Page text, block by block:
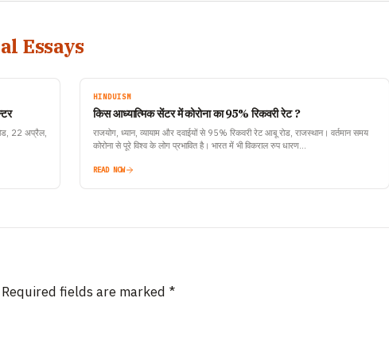
Essays
22 अप्रैल,
HINDUISM
किस आध्यात्मिक सेंटर में कोरोना का 95% रिकवरी रेट ?
राजयोग, ध्यान, व्यायाम और दवाईयों से 95% रिकवरी रेट आबू रोड, राजस्थान। वर्तमान समय
कोरोना से पूरे विश्व के लोग प्रभावित है। भारत में भी विकराल रुप धारण…
READ NOW
Required fields are marked *